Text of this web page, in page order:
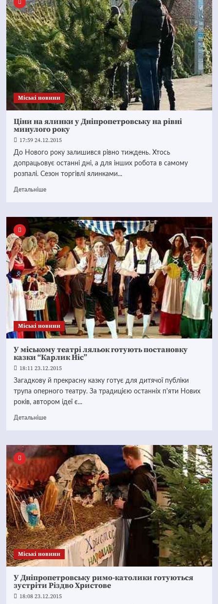
Mіські новини
Ціни на ялинки у Дніпропетровську на рівні
минулого року
17:59 24.12.2015
До Нового року залишився рівно тиждень. Хтось
допрацьовує останні дні, а для інших робота в самому
розпалі. Сезон торгівлі ялинками...
Детальніше
Mіські новини
У міському театрі ляльок готують постановку
казки “Карлик Ніс”
18:11 23.12.2015
Загадкову й прекрасну казку готує для дитячої публіки
трупа оперного театру. За традицією останніх п'яти Нових
років, автором ідеї є...
Детальніше
Mіські новини
У Дніпропетровську римо-католики готуються
зустріти Різдво Христове
18:08 23.12.2015